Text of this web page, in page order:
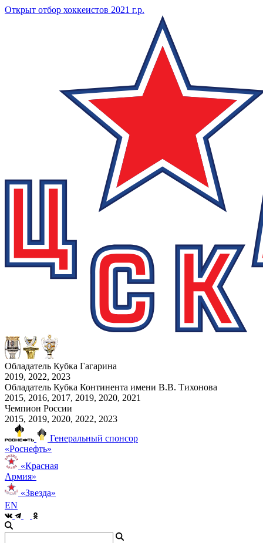
Открыт отбор хоккеистов 2021 г.р.
Обладатель Кубка Гагарина
2019, 2022, 2023
Обладатель Кубка Континента имени В.В. Тихонова
2015, 2016, 2017, 2019, 2020, 2021
Чемпион России
2015, 2019, 2020, 2022, 2023
Генеральный спонсор
«Роснефть»
«Красная
Армия»
«Звезда»
EN